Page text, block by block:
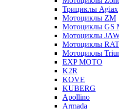
Трициклы Agiax
Мотоциклы ZM
Мотоциклы GS
Мотоциклы
Мотоциклы
Мотоциклы
EXP MOTO
K2R
KOVE
KUBERG
Apollino
Armada